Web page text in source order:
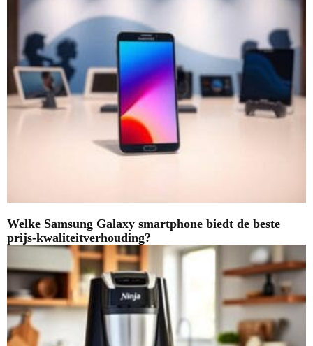
Welke Samsung Galaxy smartphone biedt de beste
prijs-kwaliteitverhouding?